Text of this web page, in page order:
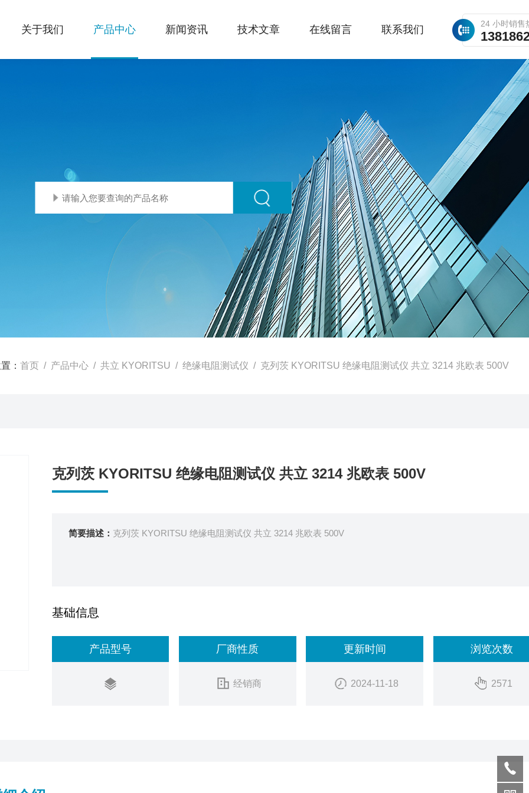
24 小时销售
关于我们 产品中心 新闻资讯 技术文章 在线留言 联系我们
： 首页 / 产品中心 / 共立 KYORITSU / 绝缘电阻测试仪 / 克列茨 KYORITSU 绝缘电阻测试仪 共立 3214 兆欧表 500V
克列茨 KYORITSU 绝缘电阻测试仪 共立 3214 兆欧表 500V
简要描述： 克列茨 KYORITSU 绝缘电阻测试仪 共立 3214 兆欧表 500V
基础信息
产品型号 厂商性质
经销商
更新时间
2024-11-18
浏览次数
2571